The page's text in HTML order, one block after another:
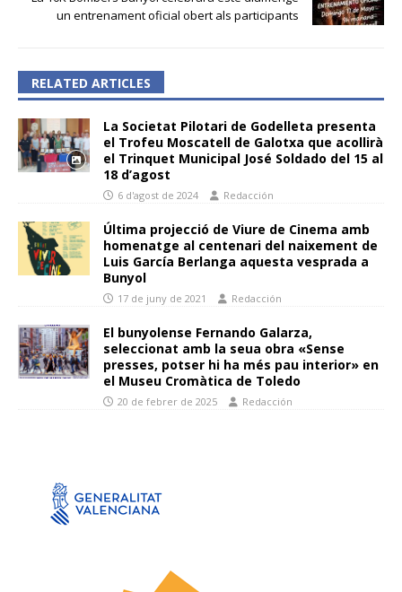
un entrenament oficial obert als participants
RELATED ARTICLES
La Societat Pilotari de Godelleta presenta
el Trofeu Moscatell de Galotxa que acollirà
el Trinquet Municipal José Soldado del 15 al
18 d’agost
6 d'agost de 2024 Redacción
Última projecció de Viure de Cinema amb
homenatge al centenari del naixement de
Luis García Berlanga aquesta vesprada a
Bunyol
17 de juny de 2021 Redacción
El bunyolense Fernando Galarza,
seleccionat amb la seua obra «Sense
presses, potser hi ha més pau interior» en
el Museu Cromàtica de Toledo
20 de febrer de 2025 Redacción